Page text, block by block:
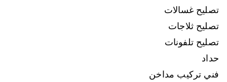
تصليح غسالات
تصليح ثلاجات
تصليح تلفونات
حداد
فني تركيب مداخن